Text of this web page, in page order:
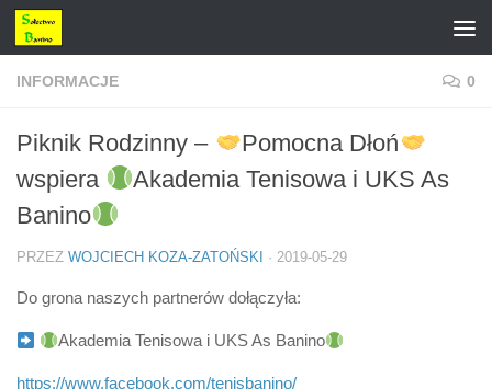
Przejdź do treści
INFORMACJE 0
Piknik Rodzinny –
Pomocna Dłoń
wspiera
Akademia Tenisowa i UKS As
Banino
PRZEZ WOJCIECH KOZA-ZATOŃSKI · 2019-05-29
Do grona naszych partnerów dołączyła:
Akademia Tenisowa i UKS As Banino
https://www.facebook.com/tenisbanino/